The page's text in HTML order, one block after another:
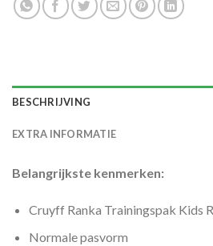
BESCHRIJVING
EXTRA INFORMATIE
Belangrijkste kenmerken:
Cruyff Ranka Trainingspak Kids
Normale pasvorm